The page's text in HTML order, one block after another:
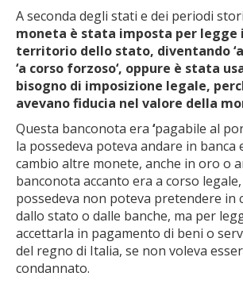
A seconda degli stati e dei periodi
moneta è stata imposta per
territorio dello stato, diventando ‘a
‘a corso forzoso‘, oppure è stata
bisogno di imposizione legale,
avevano fiducia nel valore della
Questa banconota era ‘pagabile al
la possedeva poteva andare in banca
cambio altre monete, anche in oro o
banconota accanto era a corso legale,
possedeva non poteva pretendere in
dallo stato o dalle banche, ma per
accettarla in pagamento di beni o
del regno di Italia, se non voleva
condannato.